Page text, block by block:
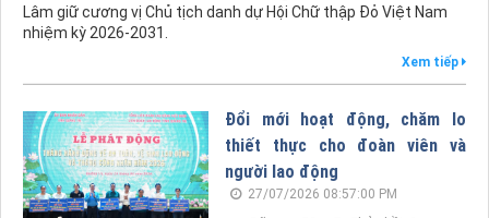
Lâm giữ cương vị Chủ tịch danh dự Hội Chữ thập Đỏ Việt Nam
nhiệm kỳ 2026-2031.
Xem tiếp
Đổi mới hoạt động, chăm lo
thiết thực cho đoàn viên và
người lao động
27/07/2026 08:57:00 PM